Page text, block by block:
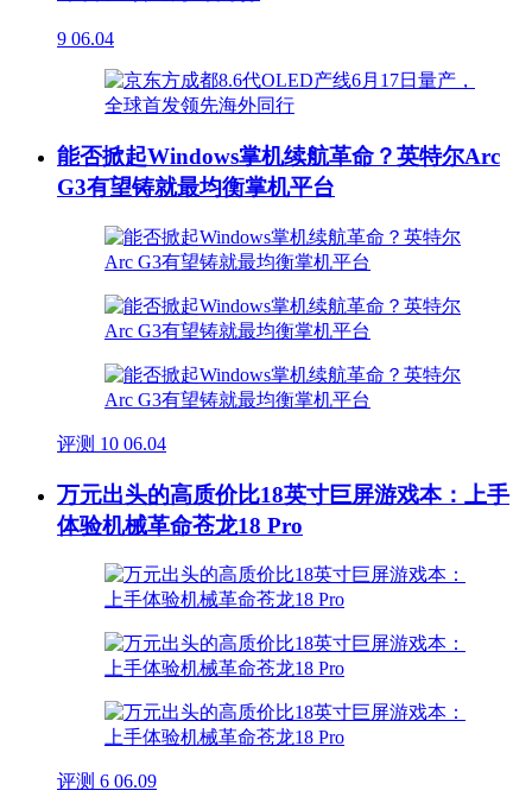
9 06.04
能否掀起Windows掌机续航革命？英特尔Arc
G3有望铸就最均衡掌机平台
评测 10 06.04
万元出头的高质价比18英寸巨屏游戏本：上手
体验机械革命苍龙18 Pro
评测 6 06.09